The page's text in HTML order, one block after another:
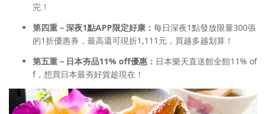
完！
第四重 －深夜1點APP限定好康 ： 每日深夜1點發放限量300張
的1折優惠券，最高還可現折1,111元，買越多越划算！
第五重 － 日本夯品11% off優惠 ： 日本樂天直送館全館11% of
f，想買日本最夯好貨趁現在！